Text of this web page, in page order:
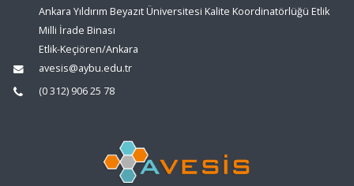
Ankara Yıldırım Beyazıt Üniversitesi Kalite Koordinatörlüğü Etlik
Milli İrade Binası
Etlik-Keçiören/Ankara
avesis@aybu.edu.tr
(0 312) 906 25 78